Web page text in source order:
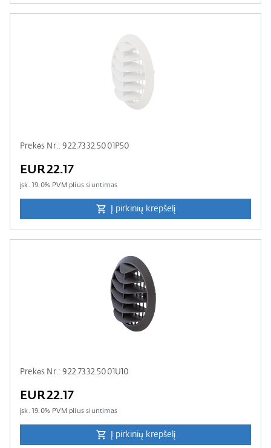
Prekės Nr.: 922.7332.5001P50
EUR22.17
įsk. 19.0% PVM pliussiuntimas
Į pirkinių krepšelį
Prekės Nr.: 922.7332.5001U10
EUR22.17
įsk. 19.0% PVM pliussiuntimas
Į pirkinių krepšelį